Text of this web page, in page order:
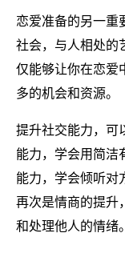
恋爱准备的另一重
社会，与人相处的
仅能够让你在恋爱
多的机会和资源。
提升社交能力，可
能力，学会用简洁
能力，学会倾听对
再次是情商的提升
和处理他人的情绪。